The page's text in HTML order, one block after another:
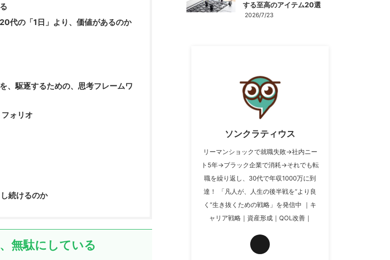
代の「1日」より、価値があるのか
、駆逐するための、思考フレームワ
ォリオ
続けるのか
無駄にしている
する至高のアイテム20選
2026/7/23
ソンクラティウス
リーマンショックで就職失敗→社内ニー
ト5年→ブラック企業で消耗→それでも転
職を繰り返し、30代で年収1000万に到
達！ 「凡人が、人生の後半戦を“より良
く”生き抜くための戦略」を発信中 ｜キ
ャリア戦略｜資産形成｜QOL改善｜